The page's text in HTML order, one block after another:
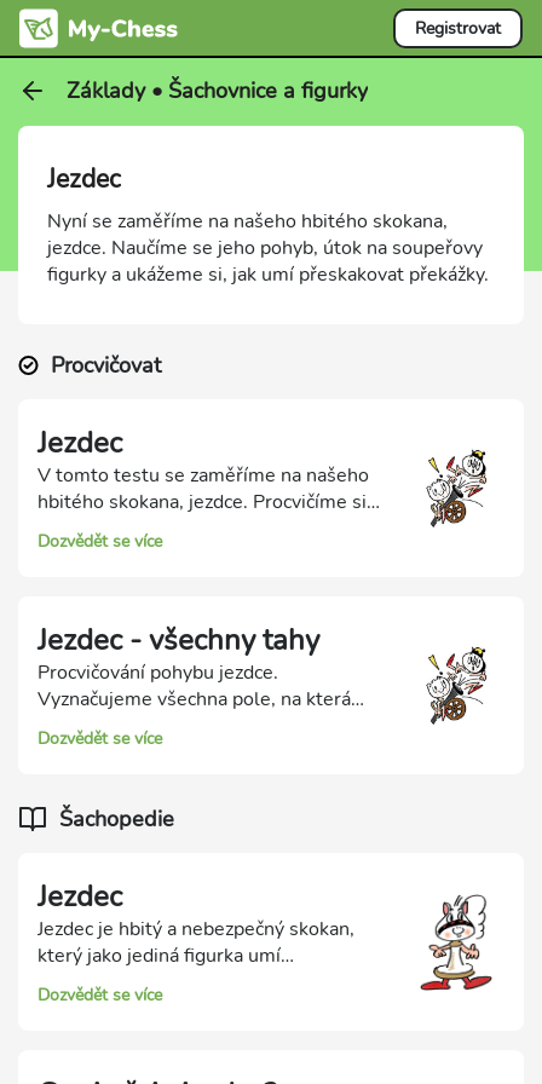
Registrovat
Základy • Šachovnice a figurky
Jezdec
Nyní se zaměříme na našeho hbitého skokana,
jezdce. Naučíme se jeho pohyb, útok na soupeřovy
figurky a ukážeme si, jak umí přeskakovat překážky.
Procvičovat
Jezdec
V tomto testu se zaměříme na našeho
hbitého skokana, jezdce. Procvičíme si
jeho pohyb, útok na soupeřovy figurky a
ukážeme si jeho nejsilnější vlastnosti.
Dozvědět se více
Jezdec - všechny tahy
Procvičování pohybu jezdce.
Vyznačujeme všechna pole, na která
může náš jezdec zahrát. Samozřejmě
včetně přeskakování překážek a braní
Dozvědět se více
Šachopedie
Jezdec
Jezdec je hbitý a nebezpečný skokan,
který jako jediná figurka umí
přeskakovat překážky. Jezdec se při
svém pohybu posune o dvě pole rovně a
Dozvědět se více